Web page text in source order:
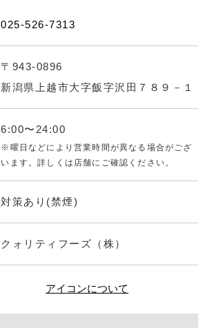
025-526-7313
〒943-0896
新潟県上越市大字飯字沢田７８９－１
6:00〜24:00
※曜日などにより営業時間が異なる場合がござ
います。詳しくは店舗にご確認ください。
対策あり(禁煙)
クォリティフーズ（株）
アイコンについて